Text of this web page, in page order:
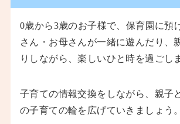
0歳から3歳のお子様で、保育園に預
さん・お母さんが一緒に遊んだり、
りしながら、楽しいひと時を過ごし
子育ての情報交換をしながら、親子
の子育ての輪を広げていきましょう。